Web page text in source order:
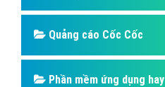
Quảng cáo Cốc Cốc
Phần mềm ứng dụng hay